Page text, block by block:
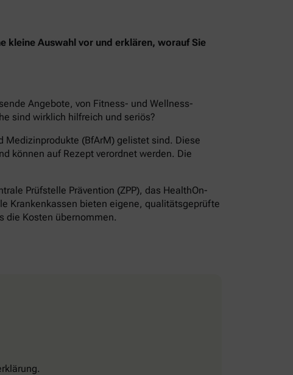
kleine Auswahl vor und erklären, worauf Sie
Angebote, von Fitness- und Wellness-
sind wirklich hilfreich und seriös?
Medizinprodukte (BfArM) gelistet sind. Diese
können auf Rezept verordnet werden. Die
Prüfstelle Prävention (ZPP), das HealthOn-
Krankenkassen bieten eigene, qualitätsgeprüfte
die Kosten übernommen.